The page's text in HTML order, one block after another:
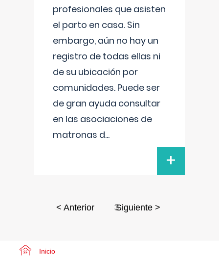
profesionales que asisten
el parto en casa. Sin
embargo, aún no hay un
registro de todas ellas ni
de su ubicación por
comunidades. Puede ser
de gran ayuda consultar
en las asociaciones de
matronas d...
+
< Anterior 3Siguiente >
Inicio